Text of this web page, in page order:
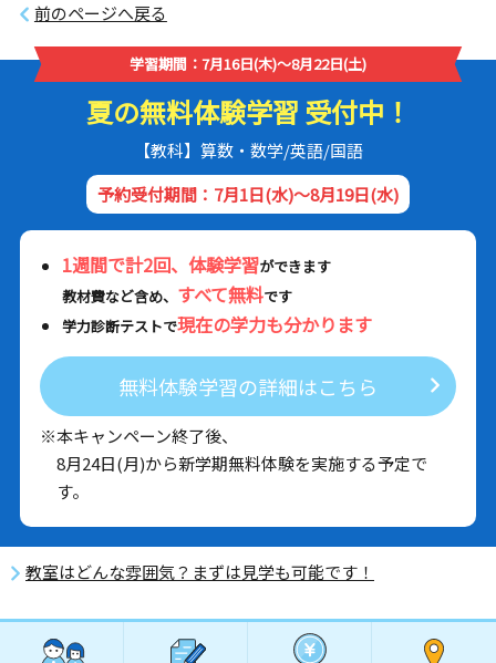
前のページへ戻る
学習期間：7月16日(木)～8月22日(土)
夏の無料体験学習 受付中！
【教科】算数・数学/英語/国語
予約受付期間：7月1日(水)～8月19日(水)
1週間で計2回、体験学習ができます
教材費など含め、 すべて無料です
学力診断テストで現在の学力も分かります
無料体験学習の詳細はこちら
※本キャンペーン終了後、
8月24日(月)から新学期無料体験を実施する予定で
す。
教室はどんな雰囲気？まずは見学も可能です！